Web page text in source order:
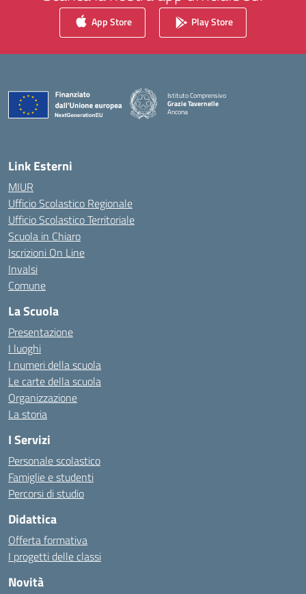
App Store Play Store
Istituto Comprensivo
Grazie Tavernelle
Ancona
Link Esterni
MIUR
Ufficio Scolastico Regionale
Ufficio Scolastico Territoriale
Scuola in Chiaro
Iscrizioni On Line
Invalsi
Comune
La Scuola
Presentazione
I luoghi
I numeri della scuola
Le carte della scuola
Organizzazione
La storia
I Servizi
Personale scolastico
Famiglie e studenti
Percorsi di studio
Didattica
Offerta formativa
I progetti delle classi
Novità